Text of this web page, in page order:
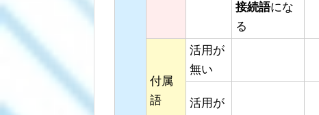
接続語にな
る
付属
語
活用が
無い
活用が